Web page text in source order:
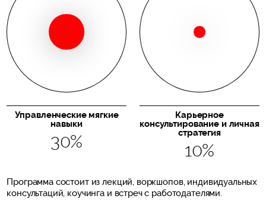
Управленческие мягкие
навыки
30%
Карьерное
консультирование и личная
стратегия
10%
Программа состоит из лекций, воркшопов, индивидуальных
консультаций, коучинга и встреч с работодателями.